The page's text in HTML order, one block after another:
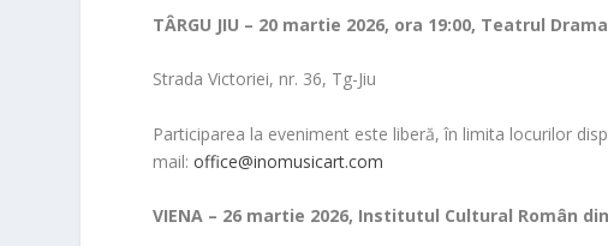
TÂRGU JIU – 20 martie 2026, ora 19:00, Teatrul
Strada Victoriei, nr. 36, Tg-Jiu
Participarea la eveniment este liberă, în limita locurilor
mail:office@inomusicart.com
VIENA – 26 martie 2026, Institutul Cultural Român